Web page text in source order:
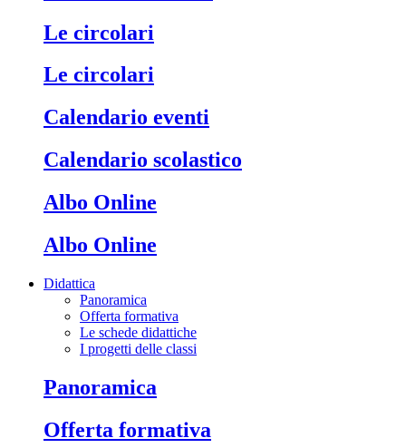
Le circolari
Le circolari
Calendario eventi
Calendario scolastico
Albo Online
Albo Online
Didattica
Panoramica
Offerta formativa
Le schede didattiche
I progetti delle classi
Panoramica
Offerta formativa